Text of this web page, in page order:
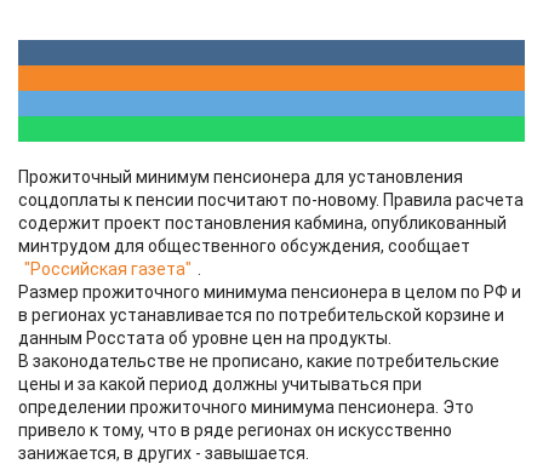
Прожиточный минимум пенсионера для установления
соцдоплаты к пенсии посчитают по-новому. Правила расчета
содержит проект постановления кабмина, опубликованный
минтрудом для общественного обсуждения, сообщает
"Российская газета"
Размер прожиточного минимума пенсионера в целом по РФ и
в регионах устанавливается по потребительской корзине и
данным Росстата об уровне цен на продукты.
В законодательстве не прописано, какие потребительские
цены и за какой период должны учитываться при
определении прожиточного минимума пенсионера. Это
привело к тому, что в ряде регионах он искусственно
занижается, в других - завышается.